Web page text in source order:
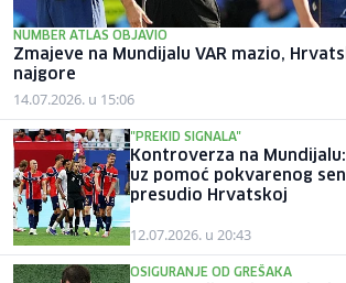
NUMBER ATLAS OBJAVIO
Zmajeve na Mundijalu VAR mazio,
najgore
14.07.2026. u 15:06
"PREKID SIGNALA"
Kontroverza na
uz pomoć pokvarenog
presudio Hrvatskoj
12.07.2026. u 20:43
OSIGURANJE OD GREŠAKA